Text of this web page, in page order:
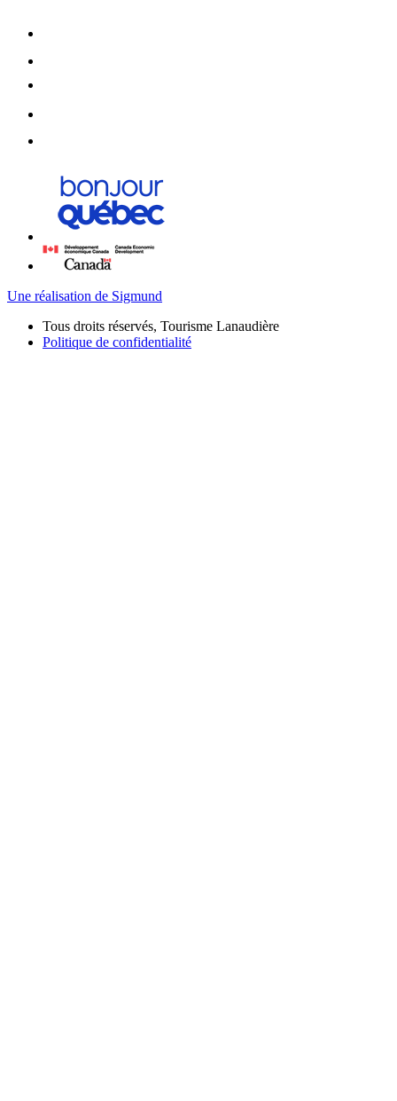
Une réalisation de Sigmund
Tous droits réservés, Tourisme Lanaudière
Politique de confidentialité